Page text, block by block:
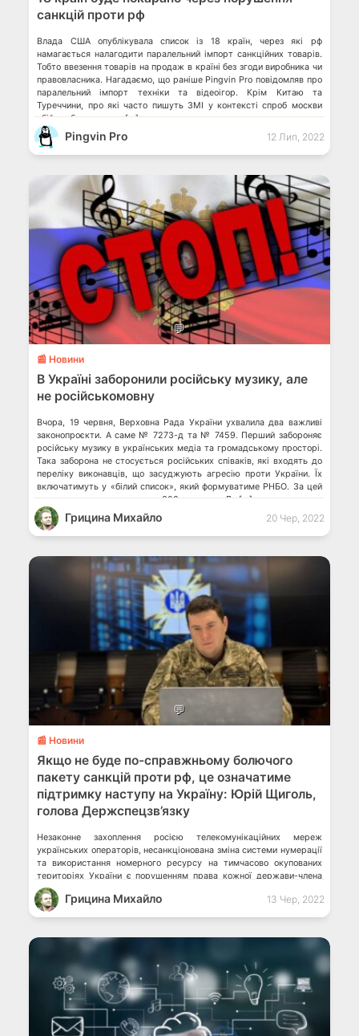
санкцій проти рф
Влада США опублікувала список із 18 країн, через які рф
намагається налагодити паралельний імпорт санкційних товарів.
Тобто ввезення товарів на продаж в країні без згоди виробника чи
правовласника. Нагадаємо, що раніше Pingvin Pro повідомляв про
паралельний імпорт техніки та відеоігор. Крім Китаю та
Туреччини, про які часто пишуть ЗМІ у контексті спроб москви
обійти обмеження, у […]
Pingvin Pro 12 Лип, 2022
💬
📰 Новини
В Україні заборонили російську музику, але
не російськомовну
Вчора, 19 червня, Верховна Рада України ухвалила два важливі
законопроєкти. А саме № 7273-д та № 7459. Перший забороняє
російську музику в українських медіа та громадському просторі.
Така заборона не стосується російських співаків, які входять до
переліку виконавців, що засуджують агресію проти України. Їх
включатимуть у «білий список», який формуватиме РНБО. За цей
законопроєкт проголосували 303 депутати. До […]
Грицина Михайло 20 Чер, 2022
💬
📰 Новини
Якщо не буде по-справжньому болючого
пакету санкцій проти рф, це означатиме
підтримку наступу на Україну: Юрій Щиголь,
голова Держспецзв’язку
Незаконне захоплення росією телекомунікаційних мереж
українських операторів, несанкціонована зміна системи нумерації
та використання номерного ресурсу на тимчасово окупованих
територіях України є порушенням права кожної держави-члена
Міжнародного союзу електрозв’язку (МСЕ) на регулювання
телекомунікаційного сектору в межах її міжнародно визнаних
кордонів. Із такою заявою на засіданні Міжнародного союзу
Дії російської федерації […]
Грицина Михайло 13 Чер, 2022